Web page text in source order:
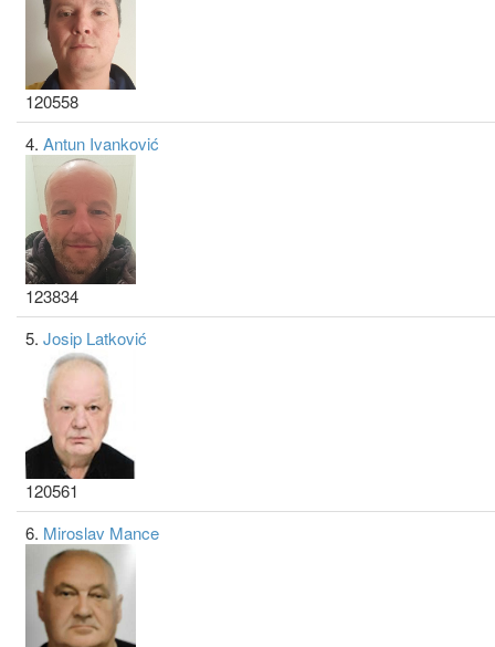
120558
4. Antun Ivanković
123834
5. Josip Latković
120561
6. Miroslav Mance